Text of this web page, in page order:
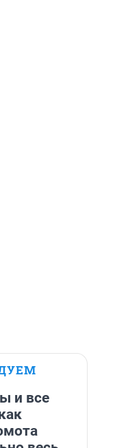
и все